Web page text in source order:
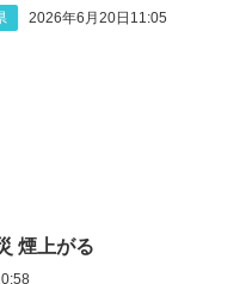
2026年6月20日11:05
煙上がる